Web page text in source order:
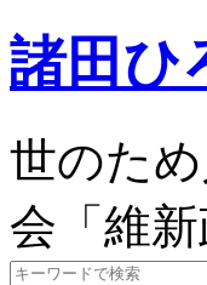
諸田ひ
世のた
会「維